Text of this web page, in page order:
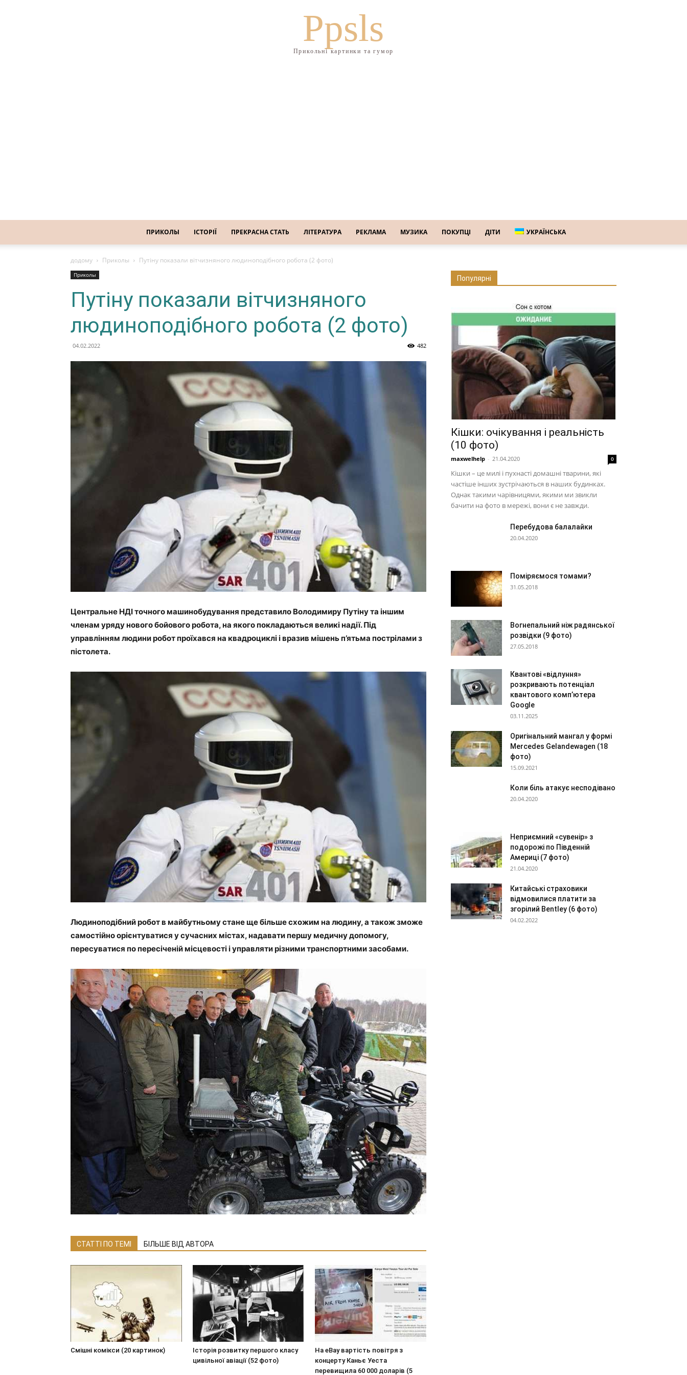
Ppsls
Прикольні картинки та гумор
ПРИКОЛЫ ІСТОРІЇ ПРЕКРАСНА СТАТЬ ЛІТЕРАТУРА РЕКЛАМА МУЗИКА ПОКУПЦІ ДІТИ УКРАЇНСЬКА
додому Приколы Путіну показали вітчизняного людиноподібного робота (2 фото)
Приколы
Путіну показали вітчизняного
людиноподібного робота (2 фото)
04.02.2022 482
Центральне НДІ точного машинобудування представило Володимиру Путіну та іншим
членам уряду нового бойового робота, на якого покладаються великі надії. Під
управлінням людини робот проїхався на квадроциклі і вразив мішень п’ятьма пострілами з
пістолета.
Людиноподібний робот в майбутньому стане ще більше схожим на людину, а також зможе
самостійно орієнтуватися у сучасних містах, надавати першу медичну допомогу,
пересуватися по пересіченій місцевості і управляти різними транспортними засобами.
СТАТТІ ПО ТЕМІ БІЛЬШЕ ВІД АВТОРА
Смішні комікси (20 картинок)
Історія розвитку першого класу
цивільної авіації (52 фото)
На eBay вартість повітря з
концерту Каньє Уеста
перевищила 60 000 доларів (5
Популярні
Кішки: очікування і реальність
(10 фото)
maxwelhelp - 21.04.2020 0
Кішки – це милі і пухнасті домашні тварини, які
частіше інших зустрічаються в наших будинках.
Однак такими чарівницями, якими ми звикли
бачити на фото в мережі, вони є не завжди.
Перебудова балалайки
20.04.2020
Поміряємося томами?
31.05.2018
Вогнепальний ніж радянської
розвідки (9 фото)
27.05.2018
Квантові «відлуння»
розкривають потенціал
квантового комп’ютера
Google
03.11.2025
Оригінальний мангал у формі
Mercedes Gelandewagen (18
фото)
15.09.2021
Коли біль атакує несподівано
20.04.2020
Неприємний «сувенір» з
подорожі по Південній
Америці (7 фото)
21.04.2020
Китайські страховики
відмовилися платити за
згорілий Bentley (6 фото)
04.02.2022